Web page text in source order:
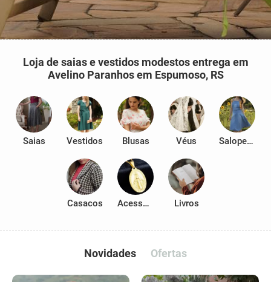
Loja de saias e vestidos modestos entrega em
Avelino Paranhos em Espumoso, RS
Saias Vestidos Blusas Véus Salopetes
Casacos Acessórios Livros
Novidades Ofertas